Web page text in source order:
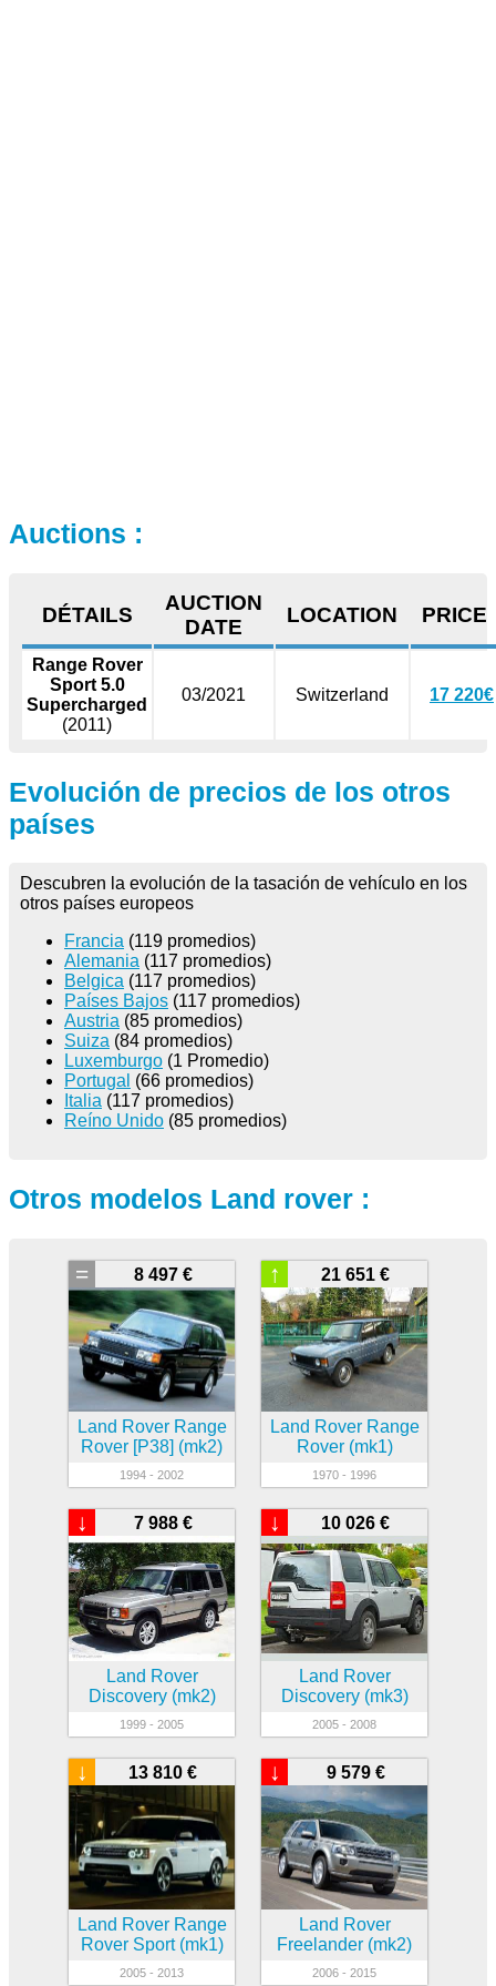
Auctions :
DÉTAILS
AUCTION
DATE
LOCATION PRICE
Range Rover
Sport 5.0
Supercharged
(2011)
03/2021 Switzerland 17 220€
Evolución de precios de los otros
países
Descubren la evolución de la tasación de vehículo en los
otros países europeos
Francia (119 promedios)
Alemania (117 promedios)
Belgica (117 promedios)
Países Bajos (117 promedios)
Austria (85 promedios)
Suiza (84 promedios)
Luxemburgo (1 Promedio)
Portugal (66 promedios)
Italia (117 promedios)
Reíno Unido (85 promedios)
Otros modelos Land rover :
8 497 €
=
Land Rover Range
Rover [P38] (mk2)
1994 - 2002
21 651 €
↑
Land Rover Range
Rover (mk1)
1970 - 1996
7 988 €
↓
Land Rover
Discovery (mk2)
1999 - 2005
10 026 €
↓
Land Rover
Discovery (mk3)
2005 - 2008
13 810 €
↓
Land Rover Range
Rover Sport (mk1)
2005 - 2013
9 579 €
↓
Land Rover
Freelander (mk2)
2006 - 2015